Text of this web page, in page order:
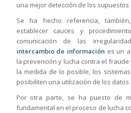
una mejor detección de los
Se ha hecho referencia,
establecer cauces y
comunicación de las
intercambio de información es un
la prevención y lucha contra el
la medida de lo posible, los
posibiliten una utilización de los datos
Por otra parte, se ha puesto de
fundamental en el proceso de lucha